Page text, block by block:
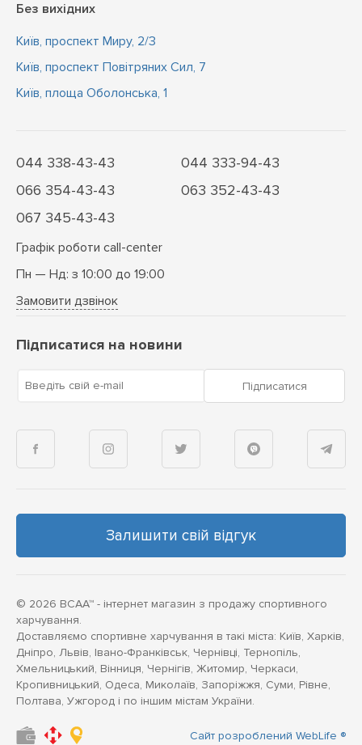
Без вихідних
Київ, проспект Миру, 2/3
Київ, проспект Повітряних Сил, 7
Київ, площа Оболонська, 1
044 338-43-43
044 333-94-43
066 354-43-43
063 352-43-43
067 345-43-43
Графік роботи call-center
Пн — Нд: з 10:00 до 19:00
Замовити дзвінок
Підписатися на новини
Введіть свій e-mail Підписатися
Залишити свій відгук
© 2026 BCAA™ - інтернет магазин з продажу спортивного
харчування.
Доставляємо спортивне харчування в такі міста: Київ, Харків,
Дніпро, Львів, Івано-Франківськ, Чернівці, Тернопіль,
Хмельницький, Вінниця, Чернігів, Житомир, Черкаси,
Кропивницький, Одеса, Миколаїв, Запоріжжя, Суми, Рівне,
Полтава, Ужгород і по іншим містам України.
Сайт розроблений WebLife ®